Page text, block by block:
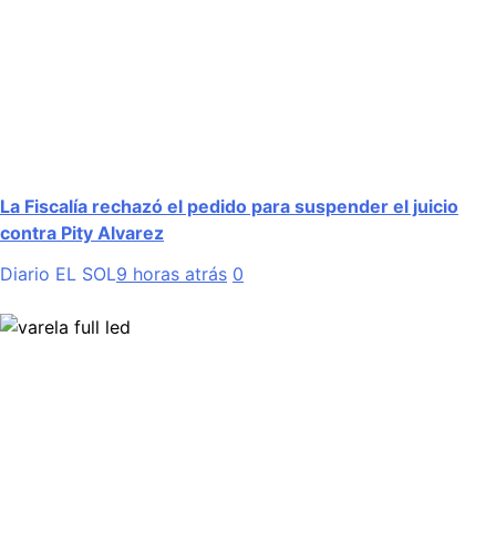
La Fiscalía rechazó el pedido para suspender el juicio
contra Pity Alvarez
Diario EL SOL9 horas atrás 0